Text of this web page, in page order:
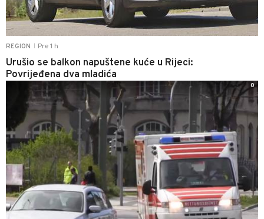
REGION Pre 1 h
Urušio se balkon napuštene kuće u Rijeci:
Povrijeđena dva mladića
0